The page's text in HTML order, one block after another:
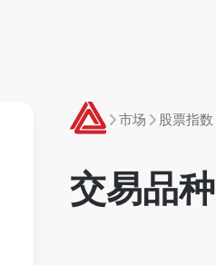
市场 股票指数
交易品种